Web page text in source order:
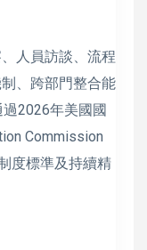
人員訪談、流程
、跨部門整合能
2026年美國國
Commission
度標準及持續精